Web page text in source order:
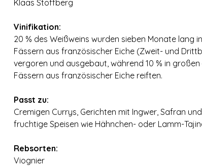
Klaas Stoffberg
Vinifikation:
20 % des Weißweins wurden sieben Monate lang
Fässern aus französischer Eiche (Zweit- und
vergoren und ausgebaut‚ während 10 % in großen
Fässern aus französischer Eiche reiften.
Passt zu:
Cremigen Currys‚ Gerichten mit Ingwer‚ Safran
fruchtige Speisen wie Hähnchen- oder Lamm-
Rebsorten:
Viognier